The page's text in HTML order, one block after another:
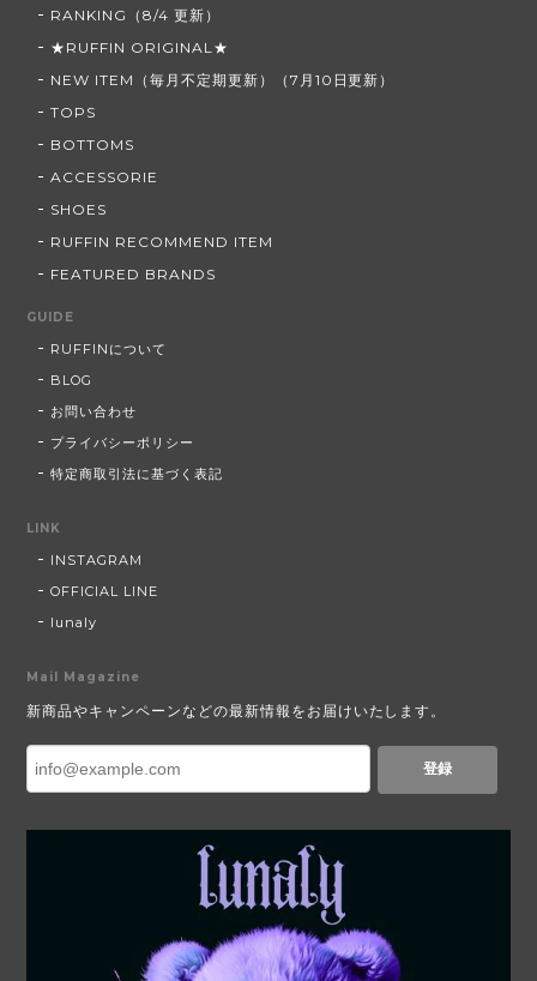
RANKING（8/4 更新）
★RUFFIN ORIGINAL★
NEW ITEM（毎月不定期更新）（7月10日更新）
TOPS
BOTTOMS
ACCESSORIE
SHOES
RUFFIN RECOMMEND ITEM
FEATURED BRANDS
GUIDE
RUFFINについて
BLOG
お問い合わせ
プライバシーポリシー
特定商取引法に基づく表記
LINK
INSTAGRAM
OFFICIAL LINE
lunaly
Mail Magazine
新商品やキャンペーンなどの最新情報をお届けいたします。
登録